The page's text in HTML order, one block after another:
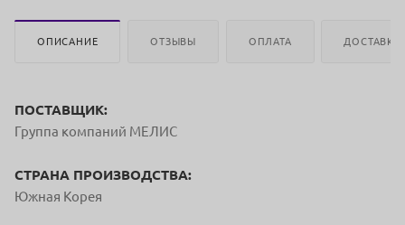
ОПИСАНИЕ ОТЗЫВЫ ОПЛАТА ДОСТАВКА
ПОСТАВЩИК:
Группа компаний МЕЛИС
СТРАНА ПРОИЗВОДСТВА:
Южная Корея